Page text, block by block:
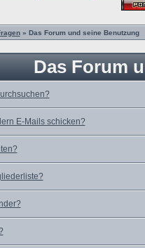
» Das Forum und seine Benutzung
Das Forum
E-Mails schicken?